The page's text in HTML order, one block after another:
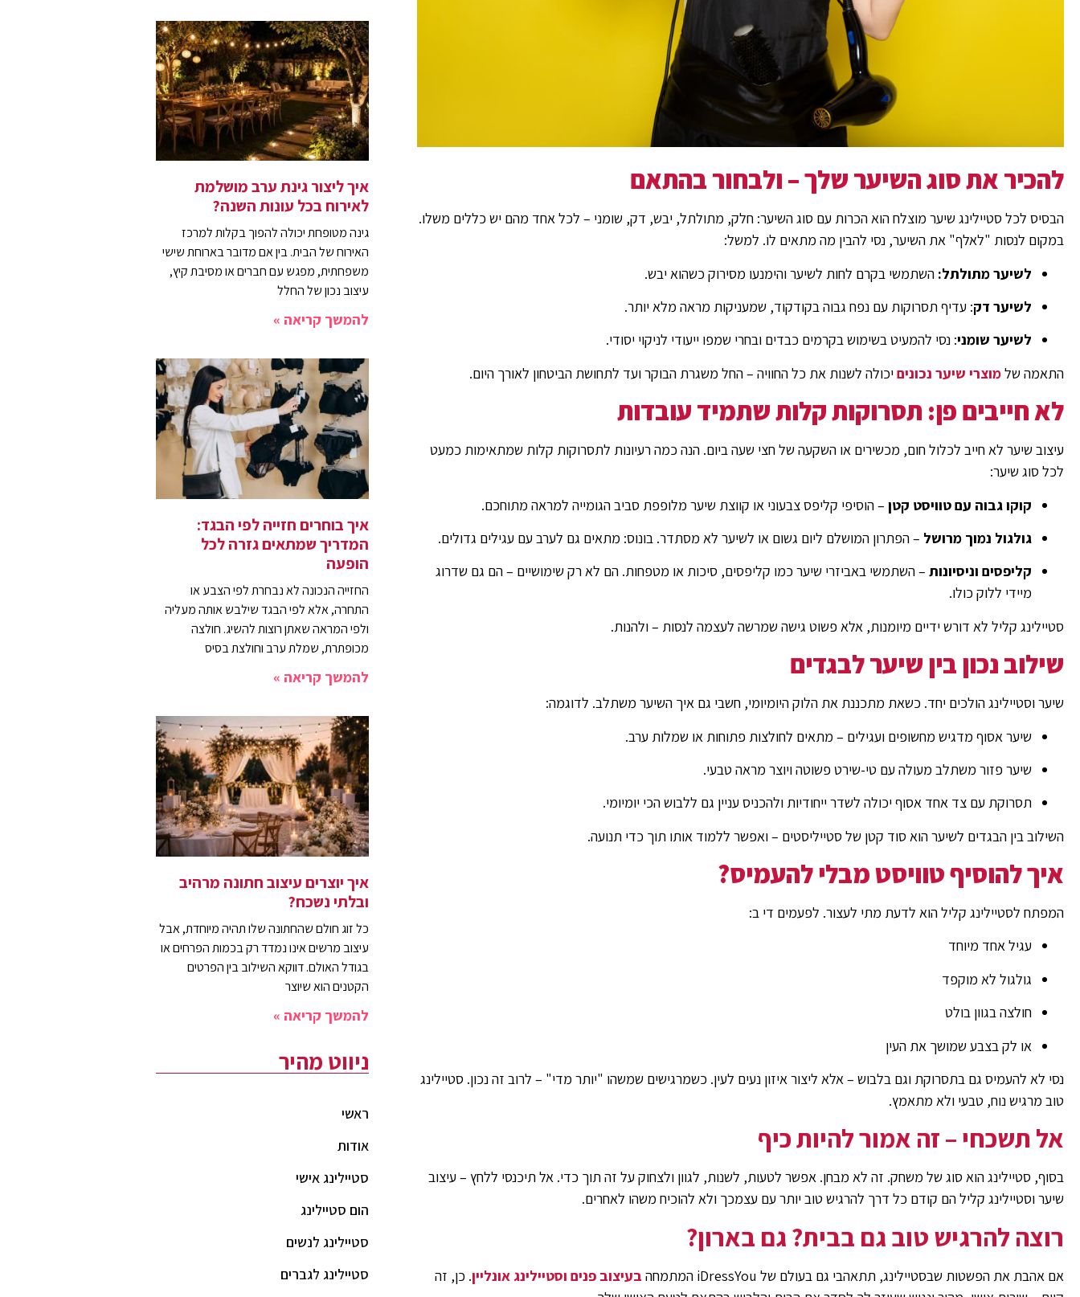
להכיר את סוג השיער שלך – ולבחור בהתאם
הבסיס לכל סטיילינג שיער מוצלח הוא הכרות עם סוג השיער: חלק, מתולתל, יבש, דק, שומני – לכל אחד מהם יש כללים משלו.
במקום לנסות "לאלף" את השיער, נסי להבין מה מתאים לו. למשל:
לשיער מתולתל: השתמשי בקרם לחות לשיער והימנעו מסירוק כשהוא יבש.
לשיער דק: עדיף תסרוקות עם נפח גבוה בקודקוד, שמעניקות מראה מלא יותר.
לשיער שומני: נסי להמעיט בשימוש בקרמים כבדים ובחרי שמפו ייעודי לניקוי יסודי.
התאמה שלמוצרי שיער נכוניםיכולה לשנות את כל החוויה – החל משגרת הבוקר ועד לתחושת הביטחון לאורך היום.
לא חייבים פן: תסרוקות קלות שתמיד עובדות
עיצוב שיער לא חייב לכלול חום, מכשירים או השקעה של חצי שעה ביום. הנה כמה רעיונות לתסרוקות קלות שמתאימות כמעט
לכל סוג שיער:
קוקו גבוה עם טוויסט קטן – הוסיפי קליפס צבעוני או קווצת שיער מלופפת סביב הגומייה למראה מתוחכם.
גולגול נמוך מרושל – הפתרון המושלם ליום גשום או לשיער לא מסתדר. בונוס: מתאים גם לערב עם עגילים גדולים.
קליפסים וניסיונות – השתמשי באביזרי שיער כמו קליפסים, סיכות או מטפחות. הם לא רק שימושיים – הם גם שדרוג
מיידי ללוק כולו.
סטיילינג קליל לא דורש ידיים מיומנות, אלא פשוט גישה שמרשה לעצמה לנסות – ולהנות.
שילוב נכון בין שיער לבגדים
שיער וסטיילינג הולכים יחד. כשאת מתכננת את הלוק היומיומי, חשבי גם איך השיער משתלב. לדוגמה:
שיער אסוף מדגיש מחשופים ועגילים – מתאים לחולצות פתוחות או שמלות ערב.
שיער פזור משתלב מעולה עם טי-שירט פשוטה ויוצר מראה טבעי.
תסרוקת עם צד אחד אסוף יכולה לשדר ייחודיות ולהכניס עניין גם ללבוש הכי יומיומי.
השילוב בין הבגדים לשיער הוא סוד קטן של סטייליסטים – ואפשר ללמוד אותו תוך כדי תנועה.
איך להוסיף טוויסט מבלי להעמיס?
המפתח לסטיילינג קליל הוא לדעת מתי לעצור. לפעמים די ב:
עגיל אחד מיוחד
גולגול לא מוקפד
חולצה בגוון בולט
או לק בצבע שמושך את העין
נסי לא להעמיס גם בתסרוקת וגם בלבוש – אלא ליצור איזון נעים לעין. כשמרגישים שמשהו "יותר מדי" – לרוב זה נכון. סטיילינג
טוב מרגיש נוח, טבעי ולא מתאמץ.
אל תשכחי – זה אמור להיות כיף
בסוף, סטיילינג הוא סוג של משחק. זה לא מבחן. אפשר לטעות, לשנות, לגוון ולצחוק על זה תוך כדי. אל תיכנסי ללחץ – עיצוב
שיער וסטיילינג קליל הם קודם כל דרך להרגיש טוב יותר עם עצמכך ולא להוכיח משהו לאחרים.
רוצה להרגיש טוב גם בבית? גם בארון?
אם אהבת את הפשטות שבסטיילינג, תתאהבי גם בעולם של iDressYou המתמחה בעיצוב פנים וסטיילינג אונליין. כן, זה
איך ליצור גינת ערב מושלמת
לאירוח בכל עונות השנה?
גינה מטופחת יכולה להפוך בקלות למרכז
האירוח של הבית. בין אם מדובר בארוחת שישי
משפחתית, מפגש עם חברים או מסיבת קיץ,
עיצוב נכון של החלל
להמשך קריאה »
איך בוחרים חזייה לפי הבגד:
המדריך שמתאים גזרה לכל
הופעה
החזייה הנכונה לא נבחרת לפי הצבע או
התחרה, אלא לפי הבגד שילבש אותה מעליה
ולפי המראה שאתן רוצות להשיג. חולצה
מכופתרת, שמלת ערב וחולצת בסיס
להמשך קריאה »
איך יוצרים עיצוב חתונה מרהיב
ובלתי נשכח?
כל זוג חולם שהחתונה שלו תהיה מיוחדת, אבל
עיצוב מרשים אינו נמדד רק בכמות הפרחים או
בגודל האולם. דווקא השילוב בין הפרטים
הקטנים הוא שיוצר
להמשך קריאה »
ניווט מהיר
ראשי
אודות
סטיילינג אישי
הום סטיילינג
סטיילינג לנשים
סטיילינג לגברים